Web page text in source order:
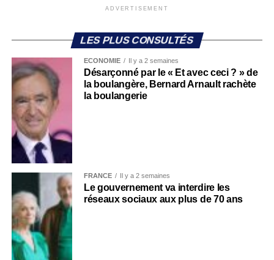
ADVERTISEMENT
LES PLUS CONSULTÉS
ECONOMIE Il y a 2 semaines
Désarçonné par le « Et avec ceci ? » de
la boulangère, Bernard Arnault rachète
la boulangerie
FRANCE Il y a 2 semaines
Le gouvernement va interdire les
réseaux sociaux aux plus de 70 ans